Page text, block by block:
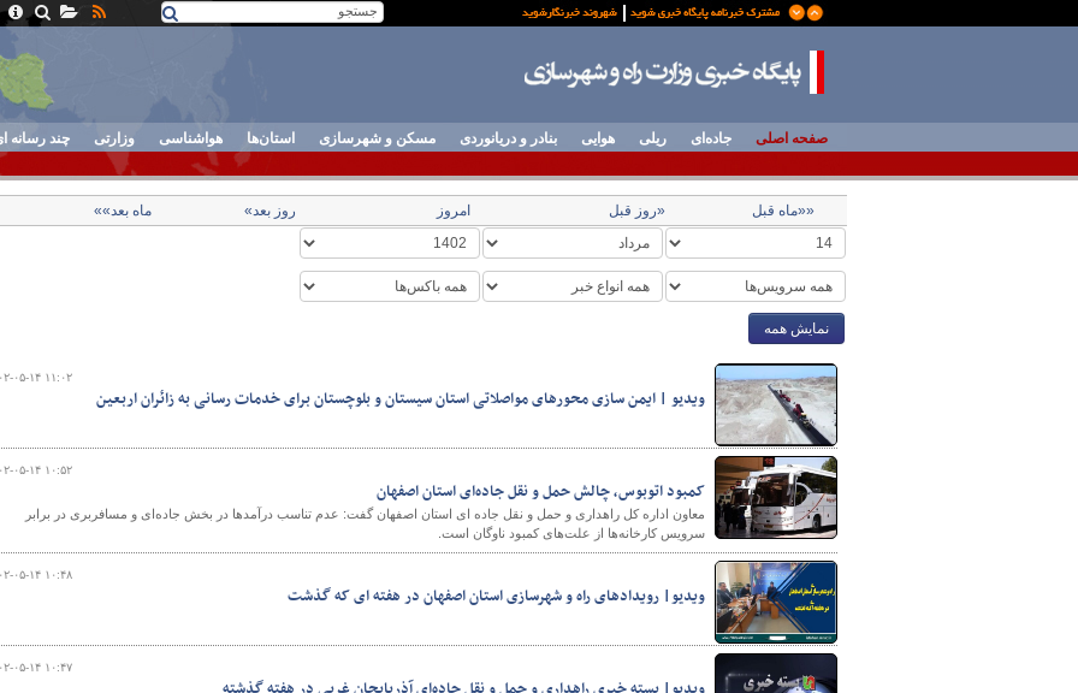
پایگاه خبری وزارت راه و
صفحه اصلی جاده‌ای ریلی هوایی بنادر و دریانوردی مسکن و شهرسازی استان‌ها هواشناسی وزارتی چند رسانه
««ماه قبل «روز قبل امروز روز بعد» ماه بعد»»
نمایش همه
۱۴۰۲-۰۵-۱۴
ویدیو | ایمن سازی محورهای مواصلاتی استان سیستان و بلوچستان برای خدمات رسانی به زائران اربعین
۱۴۰۲-۰۵-۱۴
کمبود اتوبوس، چالش حمل و نقل جاده‌ای استان اصفهان
معاون اداره کل راهداری و حمل و نقل جاده ای استان اصفهان گفت: عدم تناسب درآمدها در بخش جاده‌ای و مسافربری در برابر
سرویس کارخانه‌ها از علت‌های کمبود ناوگان است.
۱۴۰۲-۰۵-۱۴
ویدیو| رویدادهای راه و شهرسازی استان اصفهان در هفته ای که گذشت
۱۴۰۲-۰۵-۱۴